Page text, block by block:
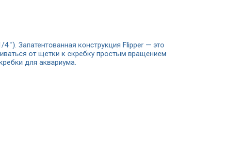
Запатентованная конструкция Flipper — это
от щетки к скребку простым вращением
для аквариума.